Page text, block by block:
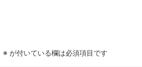
※ が付いている欄は必須項目です